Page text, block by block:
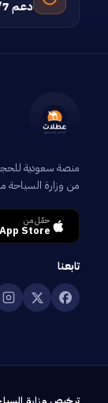
دعم 24/7 على مدار الساعة
منصة سعودية
من وزارة السياحة منذ
حمّل من
App Store
تابعنا